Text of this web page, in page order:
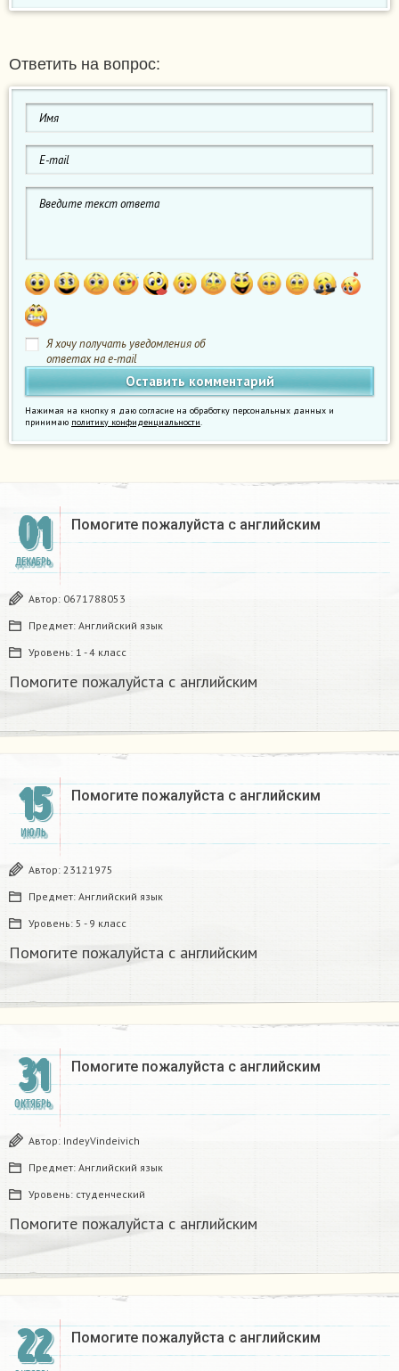
Ответить на вопрос:
Я хочу получать уведомления об
ответах на e-mail
Нажимая на кнопку я даю согласие на обработку персональных данных и
принимаю политику конфиденциальности.
01
ДЕКАБРЬ
Помогите пожалуйста с английским
Автор: 0671788053
Предмет: Английский язык
Уровень: 1 - 4 класс
Помогите пожалуйста с английским
15
ИЮЛЬ
Помогите пожалуйста с английским
Автор: 23121975
Предмет: Английский язык
Уровень: 5 - 9 класс
Помогите пожалуйста с английским
31
ОКТЯБРЬ
Помогите пожалуйста с английским
Автор: IndeyVindeivich
Предмет: Английский язык
Уровень: студенческий
Помогите пожалуйста с английским
22 Помогите пожалуйста с английским